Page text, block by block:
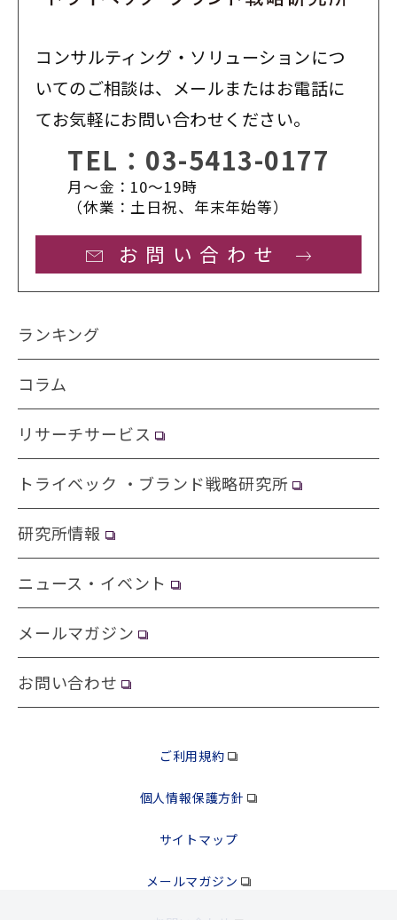
コンサルティング・ソリューションにつ
いてのご相談は、メールまたはお電話に
てお気軽にお問い合わせください。
TEL： 03-5413-0177
月〜金：10〜19時
（休業：土日祝、年末年始等）
お問い合わせ
ランキング
コラム
リサーチサービス
トライベック ・ブランド戦略研究所
研究所情報
ニュース・イベント
メールマガジン
お問い合わせ
ご利用規約
個人情報保護方針
サイトマップ
メールマガジン